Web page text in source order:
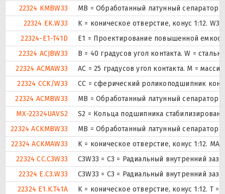
22324 KMBW33
MB = Обработанный латунный сепаратор
22324 EK.W33
K = коническое отверстие, конус 1:12.
22324-E1-T41D
E1 = Проектирование повышенной
22324 ACJBW33
B = 40 градусов угол контакта. W =
22324 ACMAW33
AC = 25 градусов угол контакта. M =
22324 CCK/W33
CC = сферический роликоподшипник
22324 ACMBW33
MB = Обработанный латунный сепаратор
MX-22324UAVS2
S2 = Кольца подшипника
22324 ACKMBW33
MB = Обработанный латунный сепаратор
22324 ACKMAW33
K = коническое отверстие, конус 1:12.
22324 CC.C3W33
C3W33 = C3 = Радиальный внутренний
22324 E.C3.W33
C3W33 = C3 = Радиальный внутренний
22324 E1.K.T41A
K = коническое отверстие, конус 1:12. T